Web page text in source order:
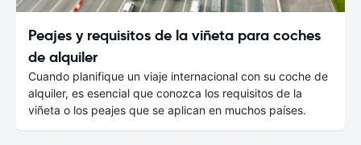
Peajes y requisitos de la viñeta para coches
de alquiler
Cuando planifique un viaje internacional con su coche de
alquiler, es esencial que conozca los requisitos de la
viñeta o los peajes que se aplican en muchos países.